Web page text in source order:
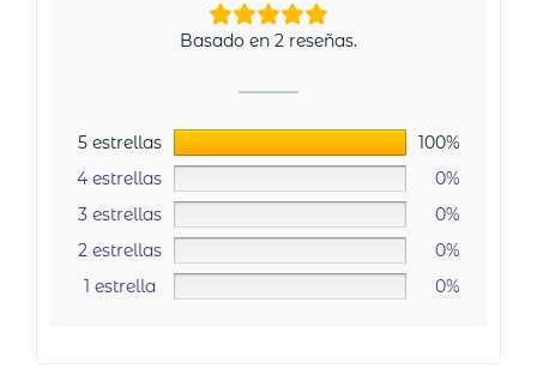
Basado en 2 reseñas.
5 estrellas
100%
4 estrellas
0%
3 estrellas
0%
2 estrellas
0%
1 estrella
0%